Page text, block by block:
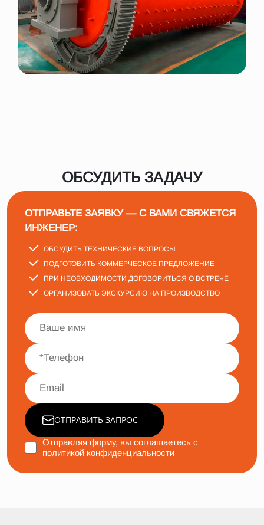
ОБСУДИТЬ ЗАДАЧУ
ОТПРАВЬТЕ ЗАЯВКУ — С ВАМИ СВЯЖЕТСЯ
ИНЖЕНЕР:
ОБСУДИТЬ ТЕХНИЧЕСКИЕ ВОПРОСЫ
ПОДГОТОВИТЬ КОММЕРЧЕСКОЕ ПРЕДЛОЖЕНИЕ
ПРИ НЕОБХОДИМОСТИ ДОГОВОРИТЬСЯ О ВСТРЕЧЕ
ОРГАНИЗОВАТЬ ЭКСКУРСИЮ НА ПРОИЗВОДСТВО
ОТПРАВИТЬ ЗАПРОС
Отправляя форму, вы соглашаетесь с
политикой конфиденциальности